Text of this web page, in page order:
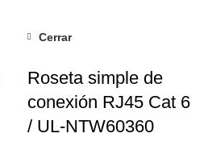
Cerrar
Roseta simple de
conexión RJ45 Cat 6
/ UL-NTW60360